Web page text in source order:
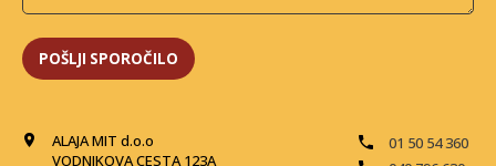
ALAJA MIT d.o.o
VODNIKOVA CESTA 123A
01 50 54 360